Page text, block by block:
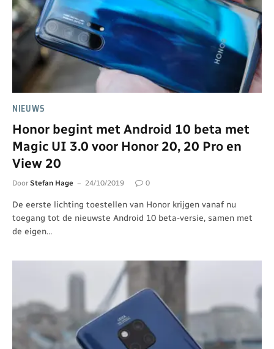
NIEUWS
Honor begint met Android 10 beta met
Magic UI 3.0 voor Honor 20, 20 Pro en
View 20
Door Stefan Hage 24/10/2019 0
De eerste lichting toestellen van Honor krijgen vanaf nu
toegang tot de nieuwste Android 10 beta-versie, samen met
de eigen…